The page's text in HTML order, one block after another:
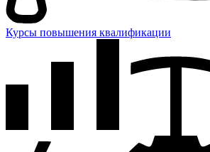
Курсы повышения квалификации